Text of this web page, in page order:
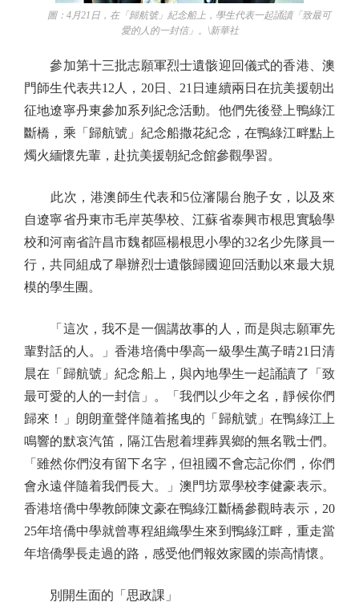
圖：4月21日，在「歸航號」紀念船上，學生代表一起誦讀「致最可
愛的人的一封信」。\新華社
參加第十三批志願軍烈士遺骸迎回儀式的香港、澳
門師生代表共12人，20日、21日連續兩日在抗美援朝出
征地遼寧丹東參加系列紀念活動。他們先後登上鴨綠江
斷橋，乘「歸航號」紀念船撒花紀念，在鴨綠江畔點上
燭火緬懷先輩，赴抗美援朝紀念館參觀學習。
此次，港澳師生代表和5位瀋陽台胞子女，以及來
自遼寧省丹東市毛岸英學校、江蘇省泰興市根思實驗學
校和河南省許昌市魏都區楊根思小學的32名少先隊員一
行，共同組成了舉辦烈士遺骸歸國迎回活動以來最大規
模的學生團。
「這次，我不是一個講故事的人，而是與志願軍先
輩對話的人。」香港培僑中學高一級學生萬子晴21日清
晨在「歸航號」紀念船上，與內地學生一起誦讀了「致
最可愛的人的一封信」。「我們以少年之名，靜候你們
歸來！」朗朗童聲伴隨着搖曳的「歸航號」在鴨綠江上
鳴響的默哀汽笛，隔江告慰着埋葬異鄉的無名戰士們。
「雖然你們沒有留下名字，但祖國不會忘記你們，你們
會永遠伴隨着我們長大。」澳門坊眾學校李健豪表示。
香港培僑中學教師陳文豪在鴨綠江斷橋參觀時表示，20
25年培僑中學就曾專程組織學生來到鴨綠江畔，重走當
年培僑學長走過的路，感受他們報效家國的崇高情懷。
別開生面的「思政課」